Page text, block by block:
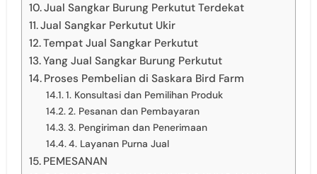
Jual Sangkar Burung Perkutut Terdekat
Jual Sangkar Perkutut Ukir
Tempat Jual Sangkar Perkutut
Yang Jual Sangkar Burung Perkutut
Proses Pembelian di Saskara Bird Farm
1. Konsultasi dan Pemilihan Produk
2. Pesanan dan Pembayaran
3. Pengiriman dan Penerimaan
4. Layanan Purna Jual
PEMESANAN